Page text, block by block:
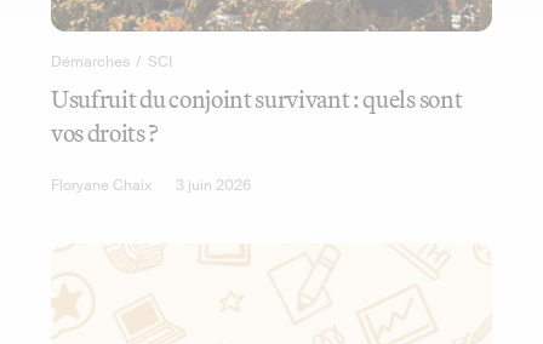
Démarches / SCI
Usufruit du conjoint survivant : quels sont
vos droits ?
Floryane Chaix 3 juin 2026